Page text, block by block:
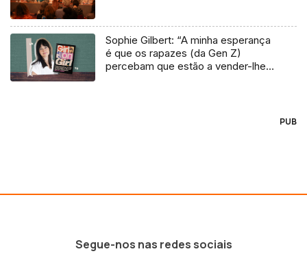
Sophie Gilbert: “A minha esperança
é que os rapazes (da Gen Z)
percebam que estão a vender-lhes
PUB
Segue-nos nas redes sociais